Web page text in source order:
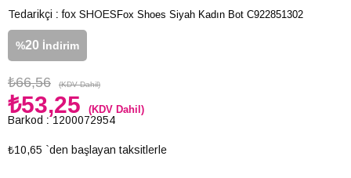
Tedarikçi : fox SHOES
%20 İndirim
₺66,56 (KDV Dahil)
₺53,25 (KDV Dahil)
Barkod : 1200072954
₺10,65 `den başlayan taksitlerle
Fox Shoes Siyah Kadın Bot C922851302